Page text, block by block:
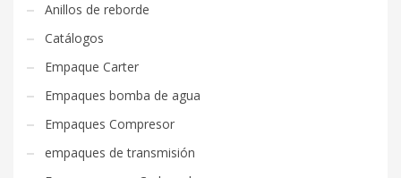
Anillos de reborde
Catálogos
Empaque Carter
Empaques bomba de agua
Empaques Compresor
empaques de transmisión